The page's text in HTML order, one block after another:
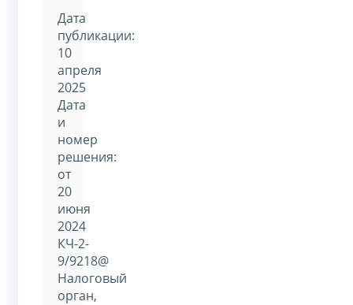
Дата
публикации:
10
апреля
2025
Дата
и
номер
решения:
от
20
июня
2024
КЧ-2-
9/9218@
Налоговый
орган,